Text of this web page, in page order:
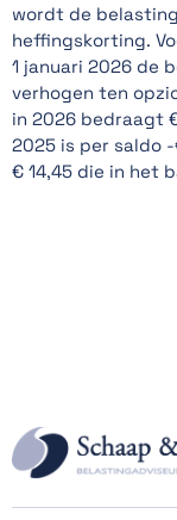
wordt de
heffingskorting.
1 januari 2026 de
verhogen ten
in 2026 bedraagt
2025 is per saldo
€ 14,45 die in het